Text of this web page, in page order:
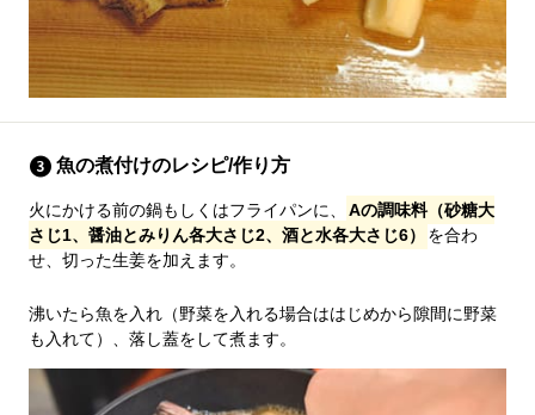
魚の煮付けのレシピ/作り方
火にかける前の鍋もしくはフライパンに、
Aの調味料（砂糖大
さじ1、醤油とみりん各大さじ2、酒と水各大さじ6）
を合わ
せ、切った生姜を加えます。
沸いたら魚を入れ（野菜を入れる場合ははじめから隙間に野菜
も入れて）、落し蓋をして煮ます。